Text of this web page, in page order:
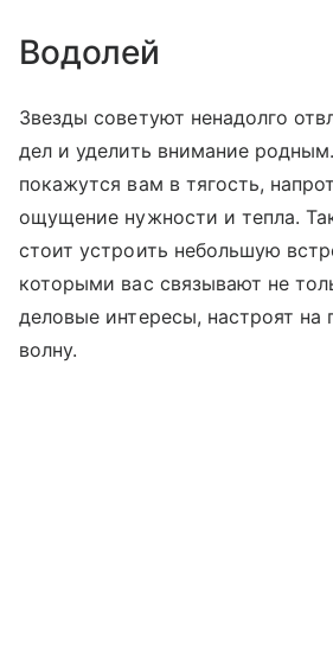
Водолей
Звезды советуют ненадолго
дел и уделить внимание
покажутся вам в тягость,
ощущение нужности и тепла.
стоит устроить небольшую
которыми вас связывают не
деловые интересы, настроят на
волну.